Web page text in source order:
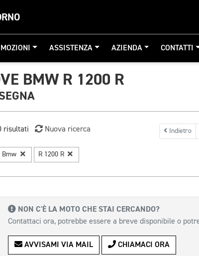
ASSISTENZA AZIENDA CONTATTI
BMW R 1200 R
risultati Nuova ricerca Indietro
Bmw R 1200 R
NON C'È LA MOTO CHE STAI CERCANDO?
Contattaci ora, potrebbe essere a breve disponibile o
AVVISAMI VIA MAIL CHIAMACI ORA